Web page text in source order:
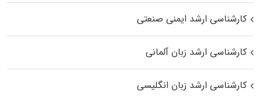
کارشناسی ارشد ایمنی صنعتی
کارشناسی ارشد زبان آلمانی
کارشناسی ارشد زبان انگلیسی